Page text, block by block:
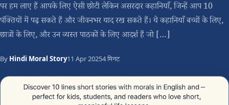
पर हम लाए हैं आपके लिए ऐसी छोटी लेकिन असरदार कहानियाँ, जिन्हें आप 10
पंक्तियों में पढ़ सकते हैं और जीवनभर याद रख सकते हैं। ये कहानियाँ बच्चों के लिए,
छात्रों के लिए, और उन व्यस्त पाठकों के लिए आदर्श हैं जो […]
By Hindi Moral Story11 Apr 20254 मिनट